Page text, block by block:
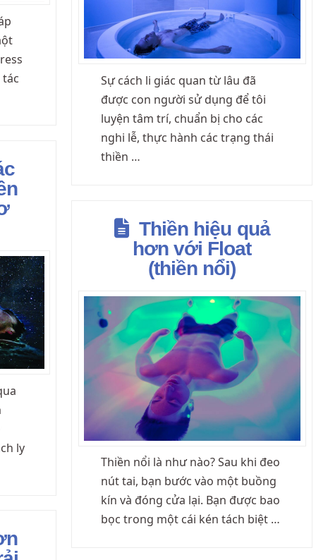
Sự cách li giác quan từ lâu đã
được con người sử dụng để tôi
luyện tâm trí, chuẩn bị cho các
nghi lễ, thực hành các trạng thái
thiền …
ly
Thiền hiệu quả
hơn với Float
(thiền nổi)
Thiền nổi là như nào? Sau khi đeo
nút tai, bạn bước vào một buồng
kín và đóng cửa lại. Bạn được bao
bọc trong một cái kén tách biệt …